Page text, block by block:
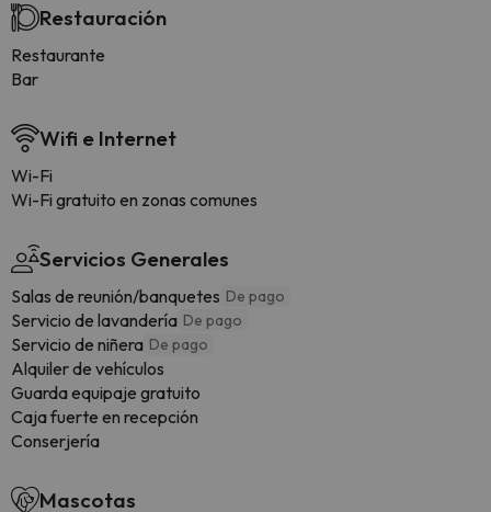
Restauración
Restaurante
Bar
Wifi e Internet
Wi-Fi
Wi-Fi gratuito en zonas comunes
Servicios Generales
Salas de reunión/banquetes De pago
Servicio de lavandería De pago
Servicio de niñera De pago
Alquiler de vehículos
Guarda equipaje gratuito
Caja fuerte en recepción
Conserjería
Mascotas